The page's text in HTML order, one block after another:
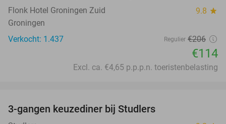
Flonk Hotel Groningen Zuid 9.8 star
Groningen
Verkocht: 1.437
Regulier €206
€114
Excl. ca. €4,65 p.p.p.n. toeristenbelasting
3-gangen keuzediner bij Studlers